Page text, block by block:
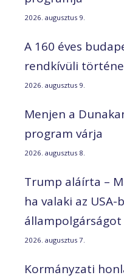
2026. augusztus 9.
A 160 éves
rendkívüli
2026. augusztus 9.
Menjen a
program várja
2026. augusztus 8.
Trump aláírta –
ha valaki az
állampolgárságot
2026. augusztus 7.
Kormányzati